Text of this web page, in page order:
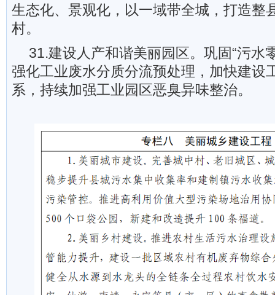
生态化、景观化，以一域带全城，打造整
村。
31.建设人产和谐美丽园区。巩固“污水
强化工业废水分质分流预处理，加快建设
系，持续加强工业园区恶臭异味整治。